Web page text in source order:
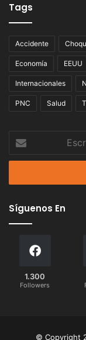
Tags
Accidente
Economía EEUU
Internacionales
PNC Salud
correo
Síguenos En
1.300
Followers
© Copyright